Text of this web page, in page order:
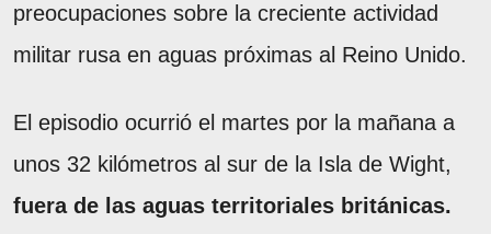
preocupaciones sobre la creciente actividad
militar rusa en aguas próximas al Reino Unido.
El episodio ocurrió el martes por la mañana a
unos 32 kilómetros al sur de la Isla de Wight,
fuera de las aguas territoriales británicas.